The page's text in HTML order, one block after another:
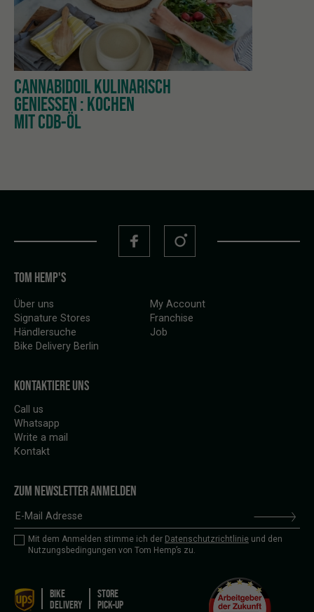
CANNABIDOIL KULINARISCH
GENIESSEN : KOCHEN
MIT CDB-ÖL
TOM HEMP'S
Über uns
Signature Stores
Händlersuche
Bike Delivery Berlin
My Account
Franchise
Job
KONTAKTIERE UNS
Call us
Whatsapp
Write a mail
Kontakt
ZUM NEWSLETTER ANMELDEN
Mit dem Anmelden stimme ich der Datenschutzrichtlinie und den
Nutzungsbedingungen von Tom Hemp’s zu.
BIKE
DELIVERY
STORE
PICK-UP